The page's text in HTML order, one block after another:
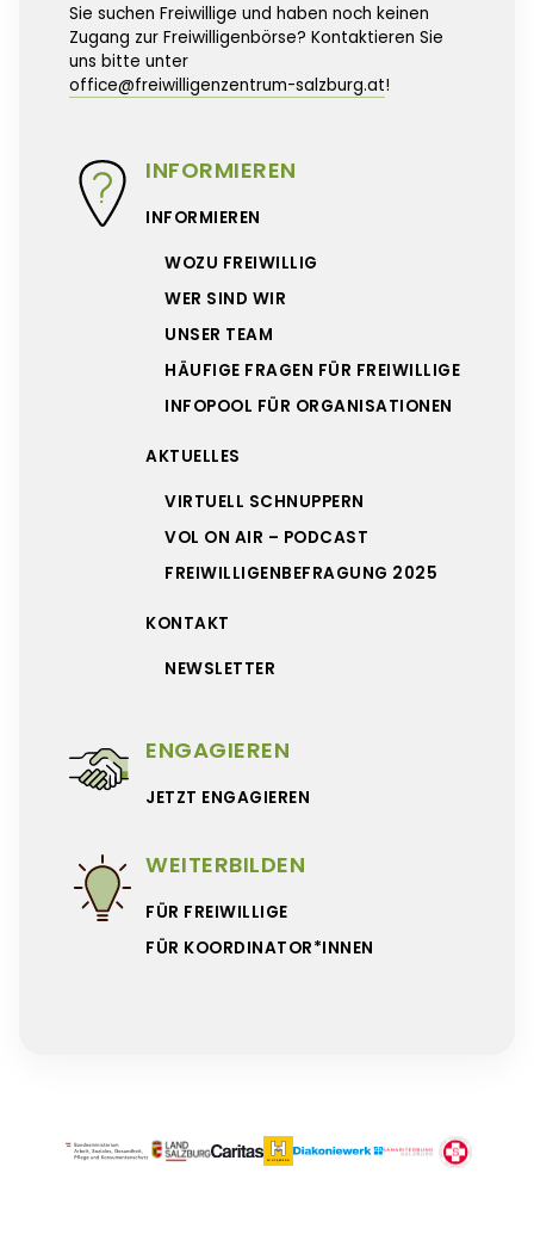
Sie suchen Freiwillige und haben noch keinen
Zugang zur Freiwilligenbörse? Kontaktieren Sie
uns bitte unter
office@freiwilligenzentrum-salzburg.at!
INFORMIEREN
INFORMIEREN
WOZU FREIWILLIG
WER SIND WIR
UNSER TEAM
HÄUFIGE FRAGEN FÜR FREIWILLIGE
INFOPOOL FÜR ORGANISATIONEN
AKTUELLES
VIRTUELL SCHNUPPERN
VOL ON AIR – PODCAST
FREIWILLIGENBEFRAGUNG 2025
KONTAKT
NEWSLETTER
ENGAGIEREN
JETZT ENGAGIEREN
WEITERBILDEN
FÜR FREIWILLIGE
FÜR KOORDINATOR*INNEN